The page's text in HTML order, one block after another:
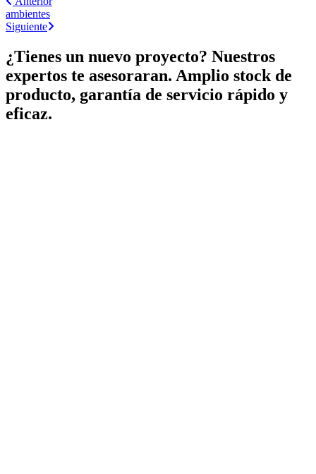
ambientes
Siguiente
¿Tienes un nuevo proyecto? Nuestros
expertos te asesoraran. Amplio stock de
producto, garantía de servicio rápido y
eficaz.